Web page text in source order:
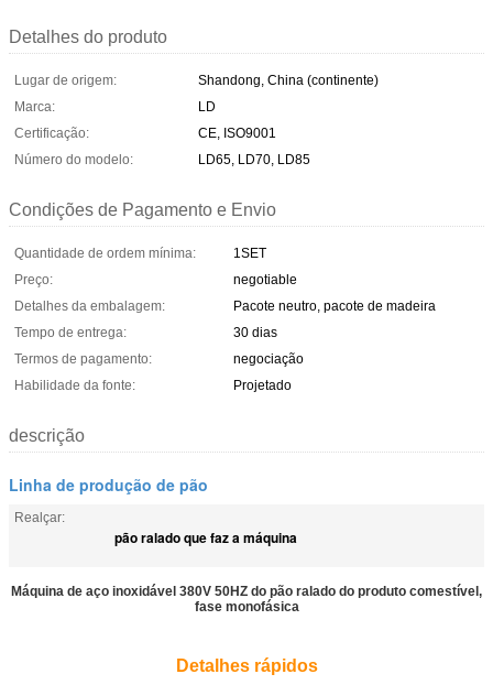
Detalhes do produto
Lugar de origem:
Shandong, China (continente)
Marca:
LD
Certificação:
CE, ISO9001
Número do modelo:
LD65, LD70, LD85
Condições de Pagamento e Envio
Quantidade de ordem mínima:
1SET
Preço:
negotiable
Detalhes da embalagem:
Pacote neutro, pacote de madeira
Tempo de entrega:
30 dias
Termos de pagamento:
negociação
Habilidade da fonte:
Projetado
descrição
Linha de produção de pão
Realçar:
pão ralado que faz a máquina
Máquina de aço inoxidável 380V 50HZ do pão ralado do produto comestível,
fase monofásica
Detalhes rápidos